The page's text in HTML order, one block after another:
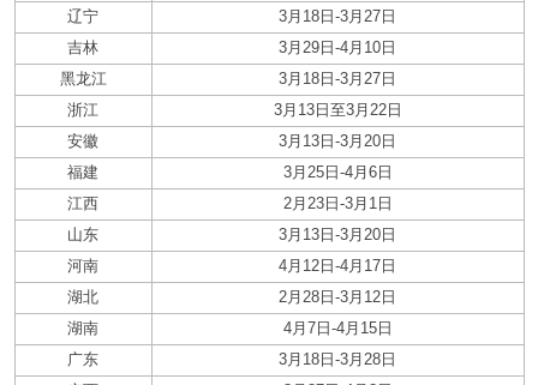
辽宁
3月18日-3月27日
吉林
3月29日-4月10日
黑龙江
3月18日-3月27日
浙江
3月13日至3月22日
安徽
3月13日-3月20日
福建
3月25日-4月6日
江西
2月23日-3月1日
山东
3月13日-3月20日
河南
4月12日-4月17日
湖北
2月28日-3月12日
湖南
4月7日-4月15日
广东
3月18日-3月28日